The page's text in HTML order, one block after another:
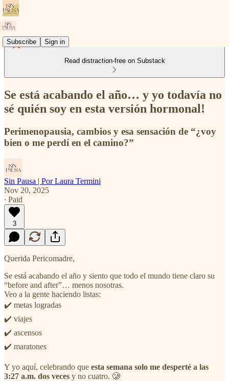
Subscribe Sign in
Read distraction-free on Substack
Se está acabando el año… y yo todavía no
sé quién soy en esta versión hormonal!
Perimenopausia, cambios y esa sensación de “¿voy
bien o me perdí en el camino?”
Sin Pausa | Por Laura Termini
Nov 20, 2025
∙ Paid
3
Querida Pericomadre,
Se está acabando el año y siento que todo el mundo tiene claro su
“before and after”… menos nosotras.
Veo a la gente haciendo listas:
✔️ metas logradas
✔️ viajes
✔️ ascensos
✔️ maratones
Y yo aquí, celebrando que esta semana solo me desperté a las
3:27 a.m. dos veces y no cuatro. 🥲